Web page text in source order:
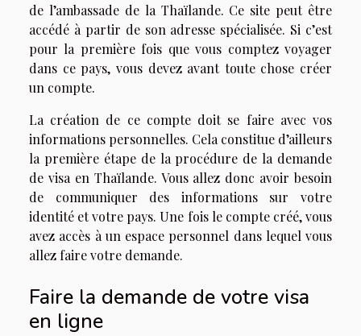
de l’ambassade de la Thaïlande. Ce site peut être
accédé à partir de son adresse spécialisée. Si c’est
pour la première fois que vous comptez voyager
dans ce pays, vous devez avant toute chose créer
un compte.
La création de ce compte doit se faire avec vos
informations personnelles. Cela constitue d’ailleurs
la première étape de la procédure de la demande
de visa en Thaïlande. Vous allez donc avoir besoin
de communiquer des informations sur votre
identité et votre pays. Une fois le compte créé, vous
avez accès à un espace personnel dans lequel vous
allez faire votre demande.
Faire la demande de votre visa
en ligne